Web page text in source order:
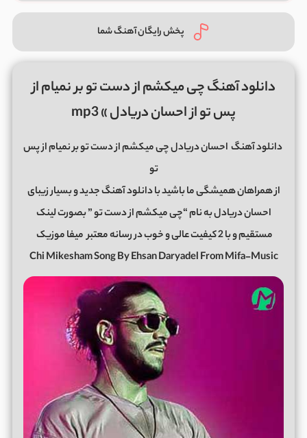
پخش رایگان آهنگ شما
دانلود آهنگ چی میکشم از دست تو بر نمیام از
پس تو از احسان دریادل » mp3
دانلود آهنگ احسان دریادل چی میکشم از دست تو بر نمیام از پس
تو
از همراهان همیشگی ما باشید با دانلود آهنگ جدید و بسیار زیبای
احسان دریادل به نام “چی میکشم از دست تو ” بصورت لینک
مستقیم و با 2 کیفیت عالی و خوب در رسانه معتبر
میفا موزیک
Chi Mikesham Song By Ehsan Daryadel From Mifa-Music